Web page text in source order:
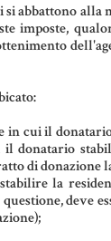
abbattono alla
imposte,
cui il
donatario
di donazione
la
deve